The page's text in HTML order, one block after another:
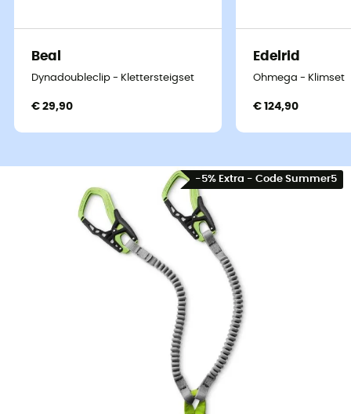
Beal
Dynadoubleclip - Klettersteigset
€ 29,90
Edelrid
Ohmega - Klimset
€ 124,90
-5% Extra - Code Summer5